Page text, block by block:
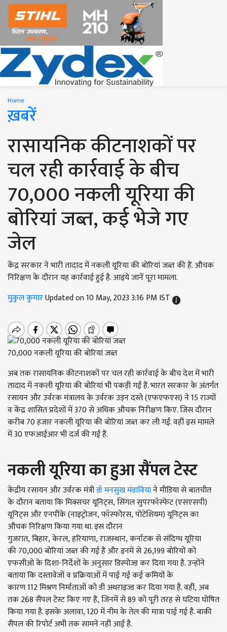
Home
ख़बरें
रासायनिक कीटनाशकों पर
चल रही कार्रवाई के बीच
70,000 नकली यूरिया की
बोरियां जब्त, कई भेजे गए
जेल
केंद्र सरकार ने भारी तादाद में नकली यूरिया की बोरियां जब्त की हैं. औचक
निरिक्षण के दौरान यह कार्रवाई हुई है. आइये जानें पूरा मामला.
मुकुल कुमारUpdated on 10 May, 2023 3:16 PM IST
70,000 नकली यूरिया की बोरियां जब्त
अब तक रासायनिक कीटनाशकों पर चल रही कार्रवाई के बीच देश में भारी
तादाद में नकली यूरिया की बोरियां भी पकड़ी गईं हैं. भारत सरकार के अंतर्गत
रसायन और उर्वरक मंत्रालय के उर्वरक उड़न दस्ते (एफएफएस) ने15राज्यों
व केंद्र शासित प्रदेशों में370से अधिक औचक निरीक्षण किए. जिस दौरान
करीब70हजार नकली यूरिया की बोरियां जब्त कर ली गईं. वहीं इस मामले
में30एफआईआर भी दर्ज की गईं हैं.
नकली यूरिया का हुआ सैंपल टेस्ट
केंद्रीय रसायन और उर्वरक मंत्रीडॉ मनसुख मंडावियाने मीडिया से बातचीत
के दौरान बताया कि मिक्सचर यूनिट्स,सिंगल सुपरफॉस्फेट (एसएसपी)
यूनिट्स और एनपीके (नाइट्रोजन,फॉस्फोरस,पोटेशियम) यूनिट्स का
औचक निरिक्षण किया गया था. इस दौरान
गुजरात,बिहार,केरल,हरियाणा,राजस्थान,कर्नाटक से संदिग्ध यूरिया
की70,000बोरियां जब्त की गई हैं और इनमें से26,199बोरियों को
एफसीओ के दिशा-निर्देशों के अनुसार डिस्पोज्ड कर दिया गया है. उन्होंने
बताया कि दस्तावेजों व प्रक्रियाओं में पाई गई कई कमियों के
कारण112मिश्रण निर्माताओं कोडी अथराइज्डकर दिया गया है. वहीं,अब
तक268सैंपल टेस्ट किए गए हैं,जिनमें से89को पूरी तरह से घटिया घोषित
किया गया है. इसके अलावा, 120में नीम के तेल की मात्रा पाई गई है. बाकी
सैंपल की रिपोर्ट अभी तक सामने नहीं आई है.